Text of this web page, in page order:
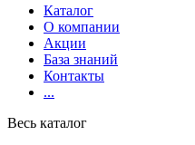
Каталог
О компании
Акции
База знаний
Контакты
...
Весь каталог